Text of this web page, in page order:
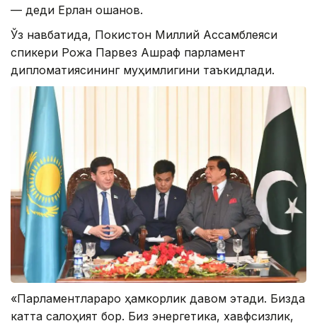
— деди Ерлан Қошанов.
Ўз навбатида, Покистон Миллий Ассамблеяси
спикери Рожа Парвез Ашраф парламент
дипломатиясининг муҳимлигини таъкидлади.
«Парламентлараро ҳамкорлик давом этади. Бизда
катта салоҳият бор. Биз энергетика, хавфсизлик,